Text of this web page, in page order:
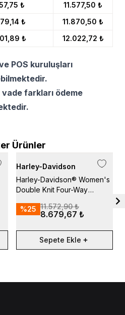
₺
11.577,50 ₺
₺
11.870,50 ₺
₺ 12.022,72 ₺
POS kuruluşları
vade farkları ödeme
Ürünler
Harley-Davidson
Harley-Davidson® Women's
Double Knit Four-Way
%25 11.572,90 ₺
8.679,67 ₺
Sepete Ekle